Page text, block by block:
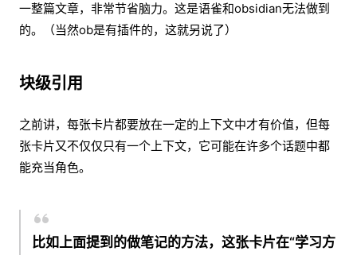
一整篇文章，非常节省脑力。这是语雀和obsidian无法做到
的。（当然ob是有插件的，这就另说了）
块级引用
之前讲，每张卡片都要放在一定的上下文中才有价值，但每
张卡片又不仅仅只有一个上下文，它可能在许多个话题中都
能充当角色。
比如上面提到的做笔记的方法，这张卡片在“学习方